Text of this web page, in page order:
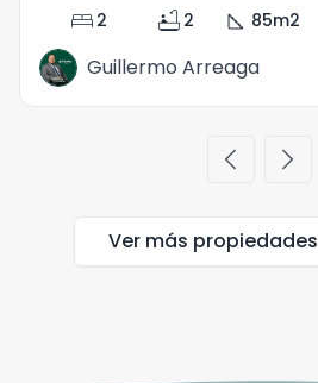
bed 2 bathtub 2 square_foot 85m2
Guillermo Arreaga
chevron_left chevron_right
Ver más propiedades